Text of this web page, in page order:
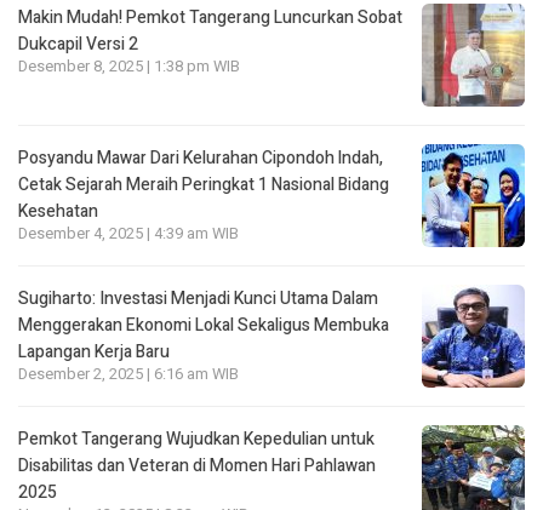
Makin Mudah! Pemkot Tangerang Luncurkan Sobat
Dukcapil Versi 2
Desember 8, 2025 | 1:38 pm WIB
Posyandu Mawar Dari Kelurahan Cipondoh lndah,
Cetak Sejarah Meraih Peringkat 1 Nasional Bidang
Kesehatan
Desember 4, 2025 | 4:39 am WIB
Sugiharto: Investasi Menjadi Kunci Utama Dalam
Menggerakan Ekonomi Lokal Sekaligus Membuka
Lapangan Kerja Baru
Desember 2, 2025 | 6:16 am WIB
Pemkot Tangerang Wujudkan Kepedulian untuk
Disabilitas dan Veteran di Momen Hari Pahlawan
2025